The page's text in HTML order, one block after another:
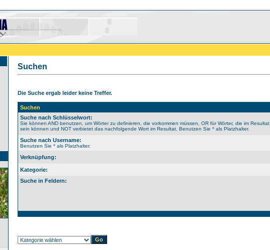
Suchen
Die Suche ergab leider keine Treffer.
Suchen
Suche nach Schlüsselwort:
Sie können AND benutzen, um Wörter zu definieren, die vorkommen müssen, OR für Wörter, die im Resultat
sein können und NOT verbietet das nachfolgende Wort im Resultat. Benutzen Sie * als Platzhalter.
Suche nach Username:
Benutzen Sie * als Platzhalter.
Verknüpfung:
Kategorie:
Suche in Feldern: